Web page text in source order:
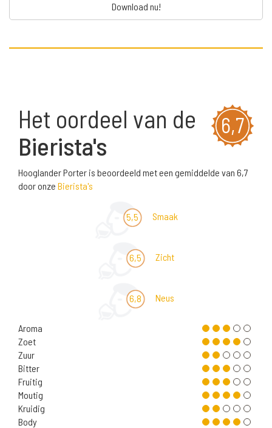
Download nu!
6,7
Het oordeel van de
Bierista's
Hooglander Porter is beoordeeld met een gemiddelde van 6,7
door onze Bierista's
5,5 Smaak
6,5 Zicht
6,8 Neus
Aroma
Zoet
Zuur
Bitter
Fruitig
Moutig
Kruidig
Body